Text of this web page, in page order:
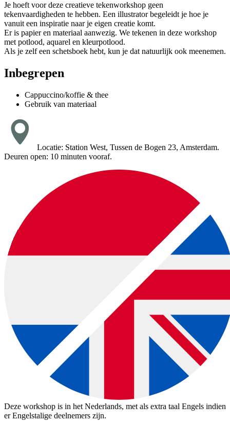
Je hoeft voor deze creatieve tekenworkshop geen
tekenvaardigheden te hebben. Een illustrator begeleidt je hoe je
vanuit een inspiratie naar je eigen creatie komt.
Er is papier en materiaal aanwezig. We tekenen in deze workshop
met potlood, aquarel en kleurpotlood.
Als je zelf een schetsboek hebt, kun je dat natuurlijk ook meenemen.
Inbegrepen
Cappuccino/koffie & thee
Gebruik van materiaal
Locatie: Station West, Tussen de Bogen 23, Amsterdam.
Deuren open: 10 minuten vooraf.
Deze workshop is in het Nederlands, met als extra taal Engels indien
er Engelstalige deelnemers zijn.